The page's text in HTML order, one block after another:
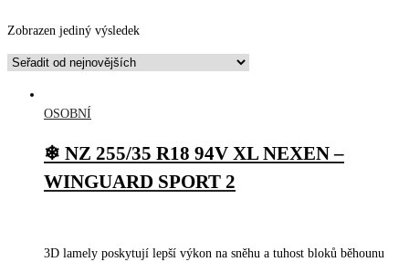
Zobrazen jediný výsledek
OSOBNÍ
❄ NZ 255/35 R18 94V XL NEXEN –
WINGUARD SPORT 2
3D lamely poskytují lepší výkon na sněhu a tuhost bloků běhounu